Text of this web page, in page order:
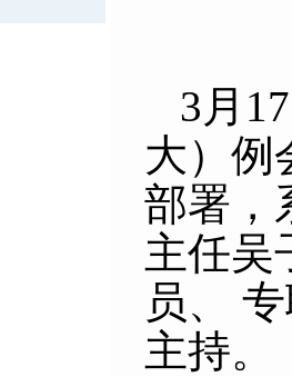
3月 17
大）例
部署，
主任吴
员、
主持。